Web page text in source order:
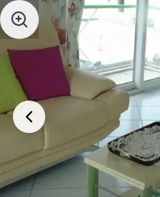
Aller au contenu principal